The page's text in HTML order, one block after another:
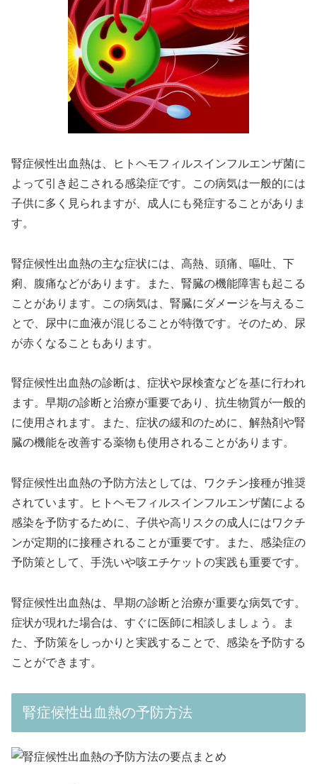
腎症候性出血熱は、ヒトヘモフィルスインフルエンザ菌に
よって引き起こされる感染症です。この病気は一般的には
子供に多く見られますが、成人にも発症することがありま
す。
腎症候性出血熱の主な症状には、高熱、頭痛、嘔吐、下
痢、腹痛などがあります。また、腎臓の機能障害も起こる
ことがあります。この病気は、腎臓にダメージを与えるこ
とで、尿中に血液が混じることが特徴です。そのため、尿
が赤くなることもあります。
腎症候性出血熱の診断は、症状や尿検査などを基に行われ
ます。早期の診断と治療が重要であり、抗生物質が一般的
に使用されます。また、症状の緩和のために、解熱剤や腎
臓の機能を改善する薬物も使用されることがあります。
腎症候性出血熱の予防方法としては、ワクチン接種が推奨
されています。ヒトヘモフィルスインフルエンザ菌による
感染を予防するために、子供や高リスクの成人にはワクチ
ンが定期的に接種されることが重要です。また、感染症の
予防策として、手洗いや咳エチケットの実践も重要です。
腎症候性出血熱は、早期の診断と治療が重要な病気です。
症状が現れた場合は、すぐに医師に相談しましょう。ま
た、予防策をしっかりと実践することで、感染を予防する
ことができます。
腎症候性出血熱の予防方法